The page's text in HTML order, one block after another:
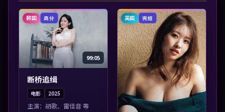
韩国 高分
99:05
断桥追缉
电影 2025
主演： 胡歌、雷佳音 等
英国 完结